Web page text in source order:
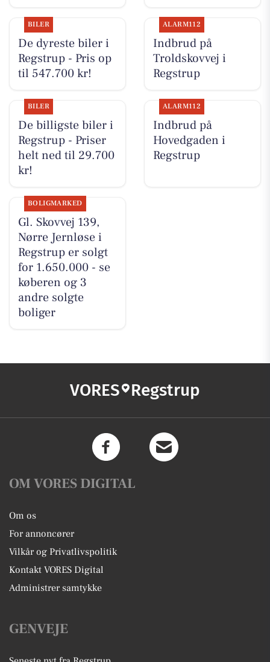
BILER
De dyreste biler i
Regstrup - Pris op
til 547.700 kr!
ALARM112
Indbrud på
Troldskovvej i
Regstrup
BILER
De billigste biler i
Regstrup - Priser
helt ned til 29.700
kr!
ALARM112
Indbrud på
Hovedgaden i
Regstrup
BOLIGMARKED
Gl. Skovvej 139,
Nørre Jernløse i
Regstrup er solgt
for 1.650.000 - se
køberen og 3
andre solgte
boliger
VORES Regstrup
OM VORES DIGITAL
Om os
For annoncører
Vilkår og Privatlivspolitik
Kontakt VORES Digital
Administrer samtykke
GENVEJE